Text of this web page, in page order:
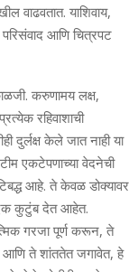
वाढवतात. याशिवाय,
आणि चित्रपट
करुणामय लक्ष,
रहिवाशाची
दुर्लक्ष केले जात नाही या
एकटेपणाच्या वेदनेची
आहे. ते केवळ डोक्यावर
एक कुटुंब देत आहेत.
गरजा पूर्ण करून, ते
आणि ते शांततेत जगावेत, हे